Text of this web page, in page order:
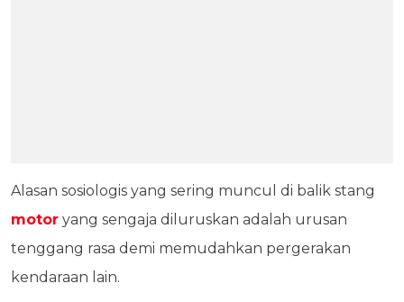
Alasan sosiologis yang sering muncul di balik stang
motor yang sengaja diluruskan adalah urusan
tenggang rasa demi memudahkan pergerakan
kendaraan lain.